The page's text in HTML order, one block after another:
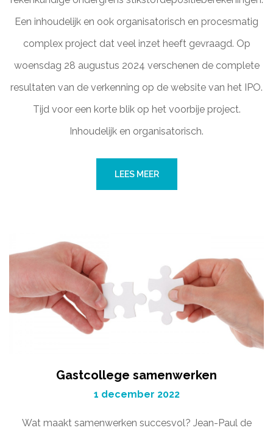
Een inhoudelijk en ook organisatorisch en procesmatig
complex project dat veel inzet heeft gevraagd. Op
woensdag 28 augustus 2024 verschenen de complete
resultaten van de verkenning op de website van het IPO.
Tijd voor een korte blik op het voorbije project.
Inhoudelijk en organisatorisch.
LEES MEER
Gastcollege samenwerken
1 december 2022
Wat maakt samenwerken succesvol? Jean-Paul de